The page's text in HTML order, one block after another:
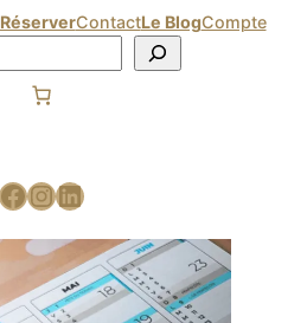
RéserverContactLe BlogCompte